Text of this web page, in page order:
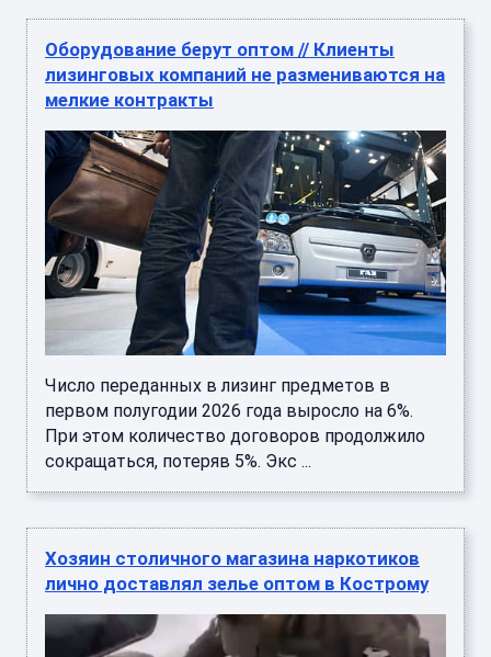
Оборудование берут оптом // Клиенты
лизинговых компаний не размениваются на
мелкие контракты
Число переданных в лизинг предметов в
первом полугодии 2026 года выросло на 6%.
При этом количество договоров продолжило
сокращаться, потеряв 5%. Экс ...
Хозяин столичного магазина наркотиков
лично доставлял зелье оптом в Кострому